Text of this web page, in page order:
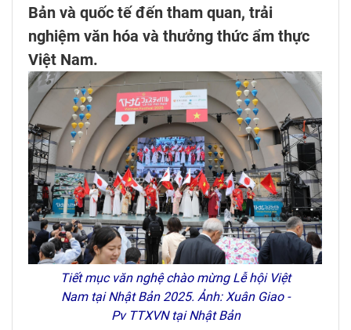
Bản và quốc tế đến tham quan, trải
nghiệm văn hóa và thưởng thức ẩm thực
Việt Nam.
Tiết mục văn nghệ chào mừng Lễ hội Việt
Nam tại Nhật Bản 2025. Ảnh: Xuân Giao -
Pv TTXVN tại Nhật Bản